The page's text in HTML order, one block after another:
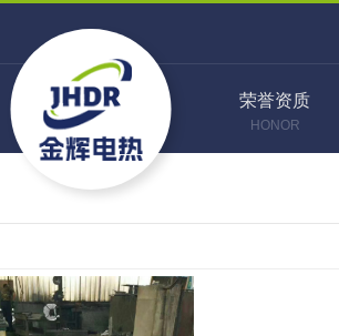
荣誉资质
HONOR